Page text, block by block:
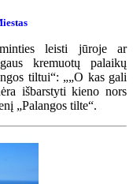
leisti jūroje ar
kremuotų palaikų
tiltui“: „„O kas gali
išbarstyti kieno nors
„Palangos tilte“.